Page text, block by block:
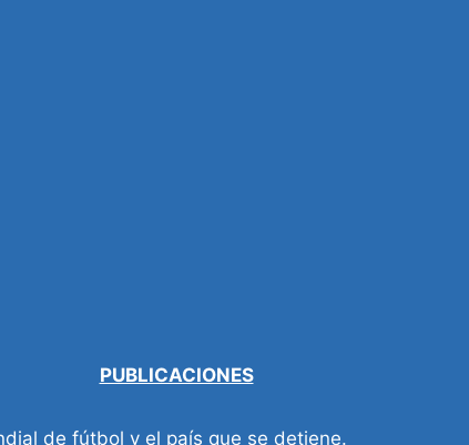
PUBLICACIONES
de fútbol y el país que se detiene.